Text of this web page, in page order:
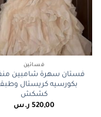
فساتين
فستان سهرة شامبين
بكورسيه كريستال
كشكش
520,00 ر.س